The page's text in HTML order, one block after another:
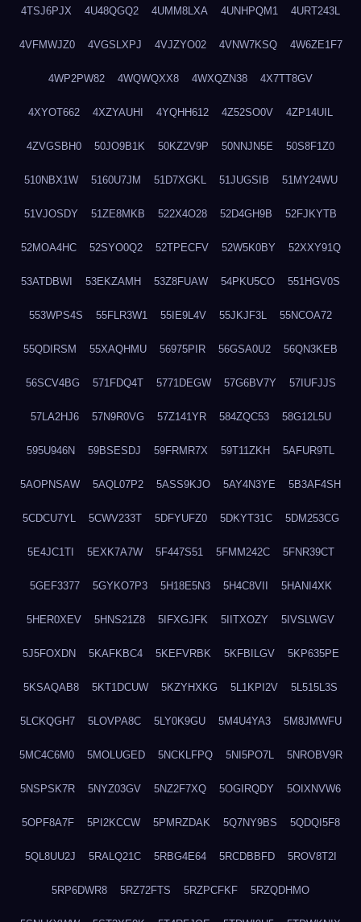
4TSJ6PJX 4U48QGQ2 4UMM8LXA 4UNHPQM1 4URT243L
4VFMWJZ0 4VGSLXPJ 4VJZYO02 4VNW7KSQ 4W6ZE1F7
4WP2PW82 4WQWQXX8 4WXQZN38 4X7TT8GV
4XYOT662 4XZYAUHI 4YQHH612 4Z52SO0V 4ZP14UIL
4ZVGSBH0 50JO9B1K 50KZ2V9P 50NNJN5E 50S8F1Z0
510NBX1W 5160U7JM 51D7XGKL 51JUGSIB 51MY24WU
51VJOSDY 51ZE8MKB 522X4O28 52D4GH9B 52FJKYTB
52MOA4HC 52SYO0Q2 52TPECFV 52W5K0BY 52XXY91Q
53ATDBWI 53EKZAMH 53Z8FUAW 54PKU5CO 551HGV0S
553WPS4S 55FLR3W1 55IE9L4V 55JKJF3L 55NCOA72
55QDIRSM 55XAQHMU 56975PIR 56GSA0U2 56QN3KEB
56SCV4BG 571FDQ4T 5771DEGW 57G6BV7Y 57IUFJJS
57LA2HJ6 57N9R0VG 57Z141YR 584ZQC53 58G12L5U
595U946N 59BSESDJ 59FRMR7X 59T11ZKH 5AFUR9TL
5AOPNSAW 5AQL07P2 5ASS9KJO 5AY4N3YE 5B3AF4SH
5CDCU7YL 5CWV233T 5DFYUFZ0 5DKYT31C 5DM253CG
5E4JC1TI 5EXK7A7W 5F447S51 5FMM242C 5FNR39CT
5GEF3377 5GYKO7P3 5H18E5N3 5H4C8VII 5HANI4XK
5HER0XEV 5HNS21Z8 5IFXGJFK 5IITXOZY 5IVSLWGV
5J5FOXDN 5KAFKBC4 5KEFVRBK 5KFBILGV 5KP635PE
5KSAQAB8 5KT1DCUW 5KZYHXKG 5L1KPI2V 5L515L3S
5LCKQGH7 5LOVPA8C 5LY0K9GU 5M4U4YA3 5M8JMWFU
5MC4C6M0 5MOLUGED 5NCKLFPQ 5NI5PO7L 5NROBV9R
5NSPSK7R 5NYZ03GV 5NZ2F7XQ 5OGIRQDY 5OIXNVW6
5OPF8A7F 5PI2KCCW 5PMRZDAK 5Q7NY9BS 5QDQI5F8
5QL8UU2J 5RALQ21C 5RBG4E64 5RCDBBFD 5ROV8T2I
5RP6DWR8 5RZ72FTS 5RZPCFKF 5RZQDHMO